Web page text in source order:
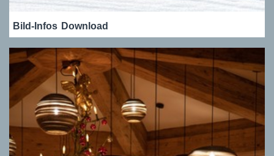
Bild-Infos Download